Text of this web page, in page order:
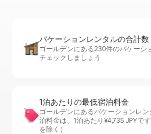
バケーションレ⁠ン⁠タ⁠ル⁠の合⁠計⁠数
ゴールデンにある230件のバケーシ
チェックしましょう
1泊あたりの最⁠低⁠宿⁠泊⁠料⁠金
ゴールデンにあるバケーションレ
泊料金は、1泊あたり¥4,735 JPYで
を除く）